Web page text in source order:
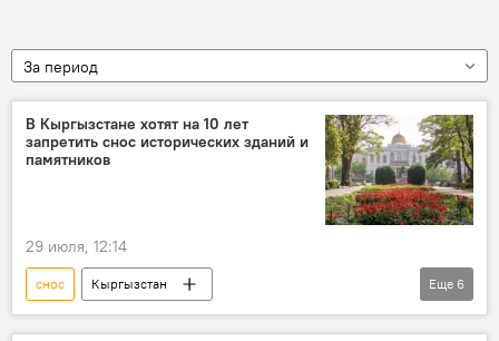
За период
В Кыргызстане хотят на 10 лет
запретить снос исторических зданий и
памятников
29 июля, 12:14
снос
Кыргызстан
Министерство культуры, информации, спорта и молодежной политики КР
Еще 6